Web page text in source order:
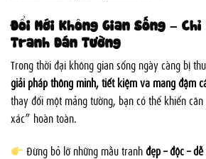
Đổi Mới Không Gian Sống –
Tranh Dán Tường
Trong thời đại không gian sống ngày càng bị
giải pháp thông minh, tiết kiệm và mang đậm
thay đổi một mảng tường, bạn có thể khiến
xác” hoàn toàn.
Đừng bỏ lỡ những mẫu tranhđẹp – độc –